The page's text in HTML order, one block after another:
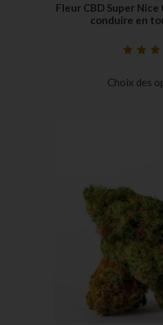
Fleur CBD Super Nice
conduire en
Choix des